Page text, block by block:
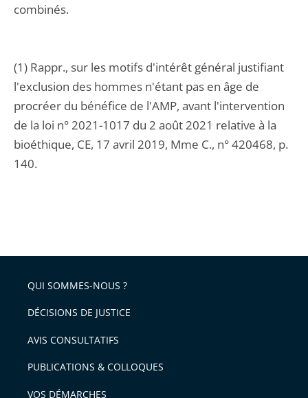
combinés.
(1) Rappr., sur les motifs d'intérêt général justifiant
l'exclusion des hommes n'étant pas en âge de
procréer du bénéfice de l'AMP, avant l'intervention
de la loi n° 2021-1017 du 2 août 2021 relative à la
bioéthique, CE, 17 avril 2019, Mme C., n° 420468, p.
140.
QUI SOMMES-NOUS ?
DÉCISIONS DE JUSTICE
AVIS CONSULTATIFS
PUBLICATIONS & COLLOQUES
VOS DÉMARCHES